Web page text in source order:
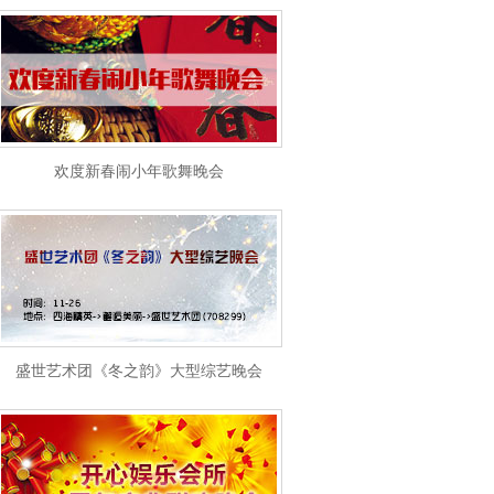
欢度新春闹小年歌舞晚会
盛世艺术团《冬之韵》大型综艺晚会